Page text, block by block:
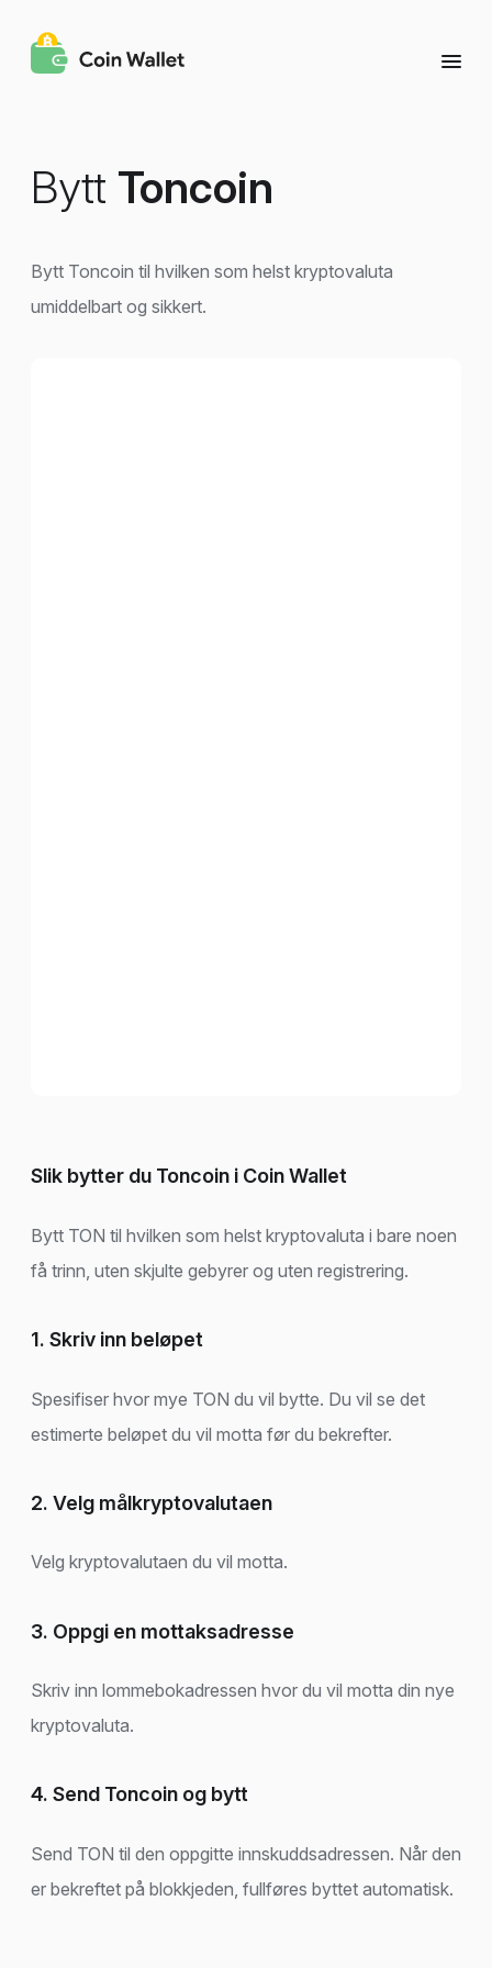
Bytt Toncoin
Bytt Toncoin til hvilken som helst kryptovaluta
umiddelbart og sikkert.
Slik bytter du Toncoin i Coin Wallet
Bytt TON til hvilken som helst kryptovaluta i bare noen
få trinn, uten skjulte gebyrer og uten registrering.
1. Skriv inn beløpet
Spesifiser hvor mye TON du vil bytte. Du vil se det
estimerte beløpet du vil motta før du bekrefter.
2. Velg målkryptovalutaen
Velg kryptovalutaen du vil motta.
3. Oppgi en mottaksadresse
Skriv inn lommebokadressen hvor du vil motta din nye
kryptovaluta.
4. Send Toncoin og bytt
Send TON til den oppgitte innskuddsadressen. Når den
er bekreftet på blokkjeden, fullføres byttet automatisk.